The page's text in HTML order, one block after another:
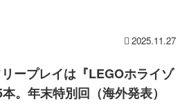
2025.11.27
ープレイは『LEGOホライゾ
。年末特別回（海外発表）